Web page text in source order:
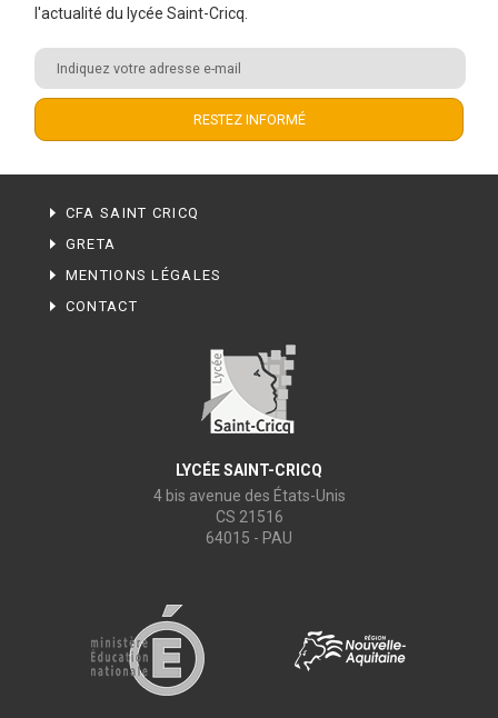
l'actualité du lycée Saint-Cricq.
CFA SAINT CRICQ
GRETA
MENTIONS LÉGALES
CONTACT
LYCÉE SAINT-CRICQ
4 bis avenue des États-Unis
CS 21516
64015 - PAU